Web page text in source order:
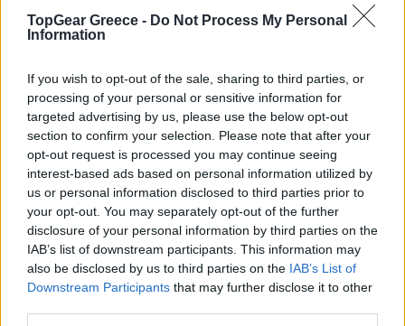
TopGear Greece - Do Not Process My Personal
Information
If you wish to opt-out of the sale, sharing to third parties, or
processing of your personal or sensitive information for
targeted advertising by us, please use the below opt-out
section to confirm your selection. Please note that after your
opt-out request is processed you may continue seeing
interest-based ads based on personal information utilized by
us or personal information disclosed to third parties prior to
your opt-out. You may separately opt-out of the further
disclosure of your personal information by third parties on the
IAB’s list of downstream participants. This information may
also be disclosed by us to third parties on the IAB’s List of
Downstream Participants that may further disclose it to other